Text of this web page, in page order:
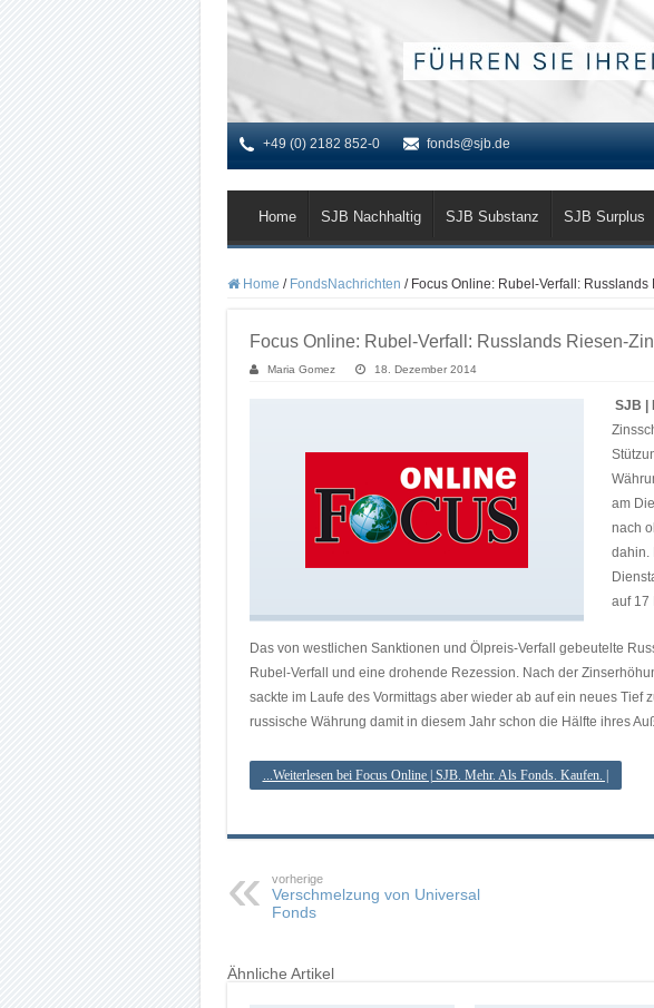
+49 (0) 2182 852-0 fonds@sjb.de
Home SJB Nachhaltig SJB Substanz SJB Surplus
Home / FondsNachrichten / Focus Online: Rubel-Verfall:
Focus Online: Rubel-Verfall: Russlands Riesen-
Maria Gomez 18. Dezember 2014
SJB |
am
nach
dahin.
auf 17
Das von westlichen Sanktionen und Ölpreis-Verfall gebeutelte
Rubel-Verfall und eine drohende Rezession. Nach der
sackte im Laufe des Vormittags aber wieder ab auf ein neues Tief
russische Währung damit in diesem Jahr schon die Hälfte ihres
...Weiterlesen bei Focus Online | SJB. Mehr. Als Fonds. Kaufen. |
vorherige
Verschmelzung von Universal
Fonds
Ähnliche Artikel